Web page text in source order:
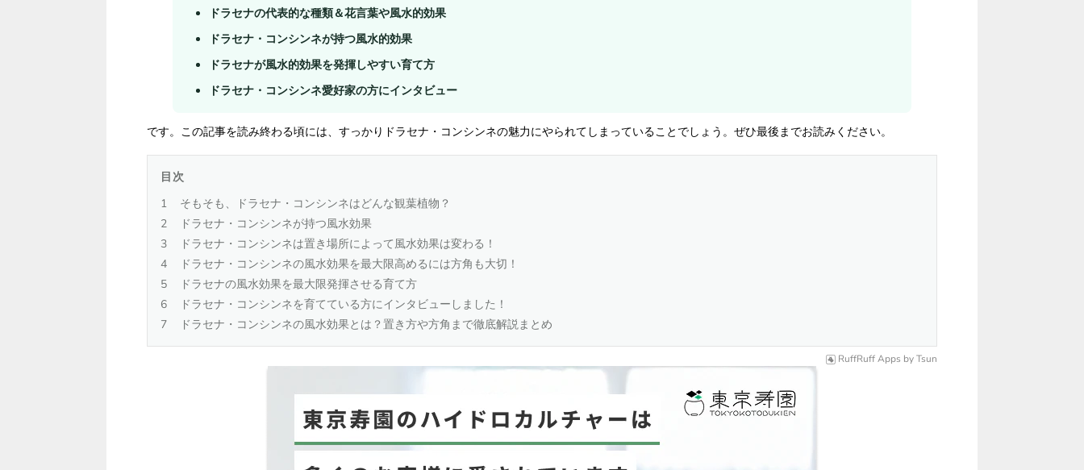
ドラセナの代表的な種類＆花言葉や風水的効果
ドラセナ・コンシンネが持つ風水的効果
ドラセナが風水的効果を発揮しやすい育て方
ドラセナ・コンシンネ愛好家の方にインタビュー
です。この記事を読み終わる頃には、すっかりドラセナ・コンシンネの魅力にやられてしまっていることでしょう。ぜひ最後までお読みください。
目次
そもそも、ドラセナ・コンシンネはどんな観葉植物？
ドラセナ・コンシンネが持つ風水効果
ドラセナ・コンシンネは置き場所によって風水効果は変わる！
ドラセナ・コンシンネの風水効果を最大限高めるには方角も大切！
ドラセナの風水効果を最大限発揮させる育て方
ドラセナ・コンシンネを育てている方にインタビューしました！
ドラセナ・コンシンネの風水効果とは？置き方や方角まで徹底解説まとめ
RuffRuff Apps byTsun